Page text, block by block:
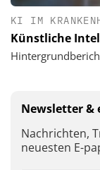
KI IM
Künstliche
Newsletter &
Nachrichten,
neuesten E-